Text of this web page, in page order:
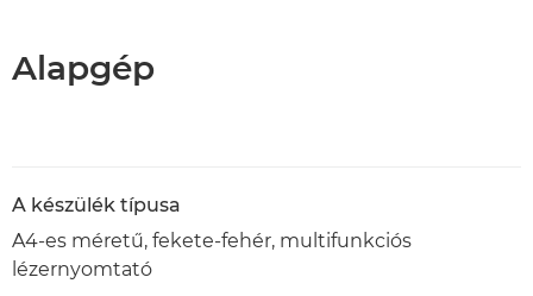
PDF letöltése
Alapgép
A készülék típusa
A4-es méretű, fekete-fehér, multifunkciós
lézernyomtató